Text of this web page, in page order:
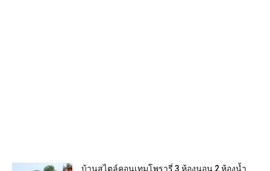
บ้านสไตล์คอนเทมโพรารี่ 3 ห้องนอน 2 ห้องน้ำ